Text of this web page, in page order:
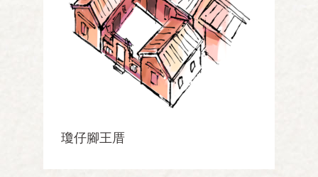
瓊仔腳王厝